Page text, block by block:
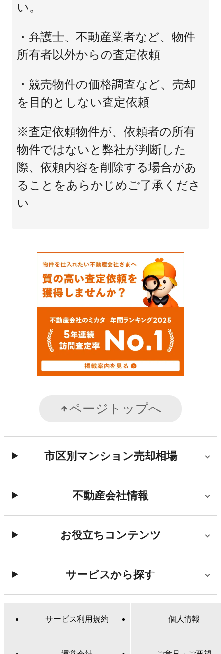
い。
・弁護士、不動産業者など、物件
所有者以外からの査定依頼
・競売物件の価格調査など、売却
を目的としない査定依頼
※査定依頼物件が、依頼者の所有
物件ではないと弊社が判断した
際、依頼内容を削除する場合があ
ることをあらかじめご了承くださ
い
ページトップへ
市区別マンション売却相場
不動産会社情報
お役立ちコンテンツ
サービスから探す
サービス利用規約 個人情報